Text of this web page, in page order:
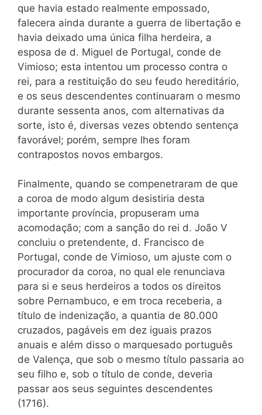
que havia estado realmente empossado,
falecera ainda durante a guerra de libertação e
havia deixado uma única filha herdeira, a
esposa de d. Miguel de Portugal, conde de
Vimioso; esta intentou um processo contra o
rei, para a restituição do seu feudo hereditário,
e os seus descendentes continuaram o mesmo
durante sessenta anos, com alternativas da
sorte, isto é, diversas vezes obtendo sentença
favorável; porém, sempre lhes foram
contrapostos novos embargos.
Finalmente, quando se compenetraram de que
a coroa de modo algum desistiria desta
importante província, propuseram uma
acomodação; com a sanção do rei d. João V
concluiu o pretendente, d. Francisco de
Portugal, conde de Vimioso, um ajuste com o
procurador da coroa, no qual ele renunciava
para si e seus herdeiros a todos os direitos
sobre Pernambuco, e em troca receberia, a
título de indenização, a quantia de 80.000
cruzados, pagáveis em dez iguais prazos
anuais e além disso o marquesado português
de Valença, que sob o mesmo título passaria ao
seu filho e, sob o título de conde, deveria
passar aos seus seguintes descendentes
(1716).